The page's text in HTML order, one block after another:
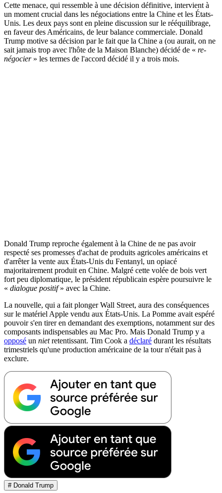
Cette menace, qui ressemble à une décision définitive, intervient à
un moment crucial dans les négociations entre la Chine et les États-
Unis. Les deux pays sont en pleine discussion sur le rééquilibrage,
en faveur des Américains, de leur balance commerciale. Donald
Trump motive sa décision par le fait que la Chine a (ou aurait, on ne
sait jamais trop avec l'hôte de la Maison Blanche) décidé de « re-
négocier» les termes de l'accord décidé il y a trois mois.
Donald Trump reproche également à la Chine de ne pas avoir
respecté ses promesses d'achat de produits agricoles américains et
d'arrêter la vente aux États-Unis du Fentanyl, un opiacé
majoritairement produit en Chine. Malgré cette volée de bois vert
fort peu diplomatique, le président républicain espère poursuivre le
« dialogue positif» avec la Chine.
La nouvelle, qui a fait plonger Wall Street, aura des conséquences
sur le matériel Apple vendu aux États-Unis. La Pomme avait espéré
pouvoir s'en tirer en demandant des exemptions, notamment sur des
composants indispensables au Mac Pro. Mais Donald Trump y a
opposé un nietretentissant. Tim Cook a déclaré durant les résultats
trimestriels qu'une production américaine de la tour n'était pas à
exclure.
# Donald Trump